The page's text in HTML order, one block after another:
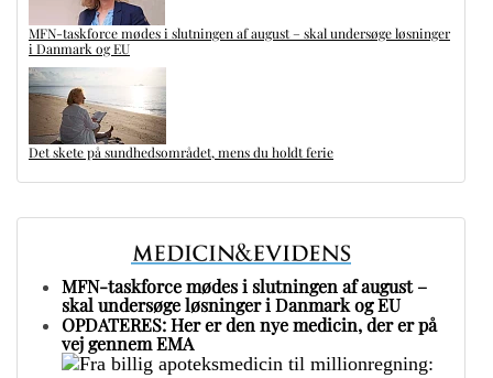
MFN-taskforce mødes i slutningen af august – skal undersøge løsninger
i Danmark og EU
Det skete på sundhedsområdet, mens du holdt ferie
MFN-taskforce mødes i slutningen af august –
skal undersøge løsninger i Danmark og EU
OPDATERES: Her er den nye medicin, der er på
vej gennem EMA